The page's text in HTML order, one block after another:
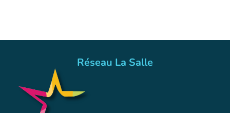
Réseau La Salle